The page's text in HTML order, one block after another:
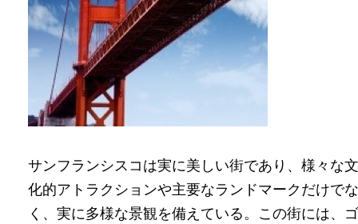
サンフランシスコは実に美しい街であり、様々な文
化的アトラクションや主要なランドマークだけでな
く、実に多様な景観を備えている。この街には、ゴ